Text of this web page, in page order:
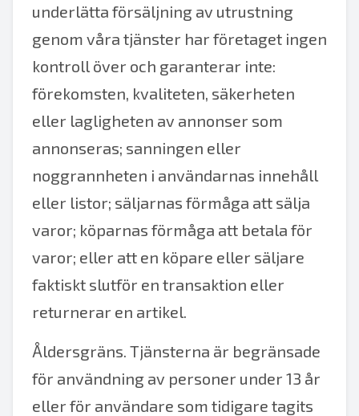
underlätta försäljning av utrustning
genom våra tjänster har företaget ingen
kontroll över och garanterar inte:
förekomsten, kvaliteten, säkerheten
eller lagligheten av annonser som
annonseras; sanningen eller
noggrannheten i användarnas innehåll
eller listor; säljarnas förmåga att sälja
varor; köparnas förmåga att betala för
varor; eller att en köpare eller säljare
faktiskt slutför en transaktion eller
returnerar en artikel.
Åldersgräns. Tjänsterna är begränsade
för användning av personer under 13 år
eller för användare som tidigare tagits